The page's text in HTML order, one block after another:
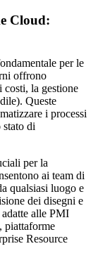
Cloud:
per le
offrono
la gestione
Queste
i processi
stato di
per la
ai team di
qualsiasi luogo e
dei disegni e
alle PMI
piattaforme
Resource